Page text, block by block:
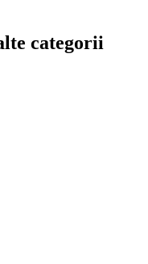
categorii